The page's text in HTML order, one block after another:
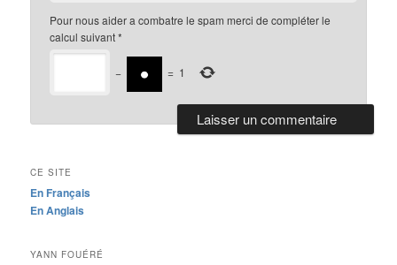
Pour nous aider a combatre le spam merci de compléter le
calcul suivant*
− = 1
CE SITE
En Français
En Anglais
YANN FOUÉRÉ